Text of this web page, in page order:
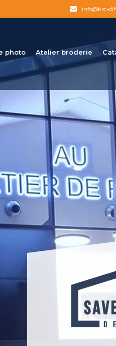
info@krc-
photo Atelier broderie